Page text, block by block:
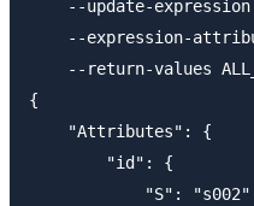
--update-
--expression-
--return-values
{
    "Attributes": {
        "id": {
            "S": "s002"